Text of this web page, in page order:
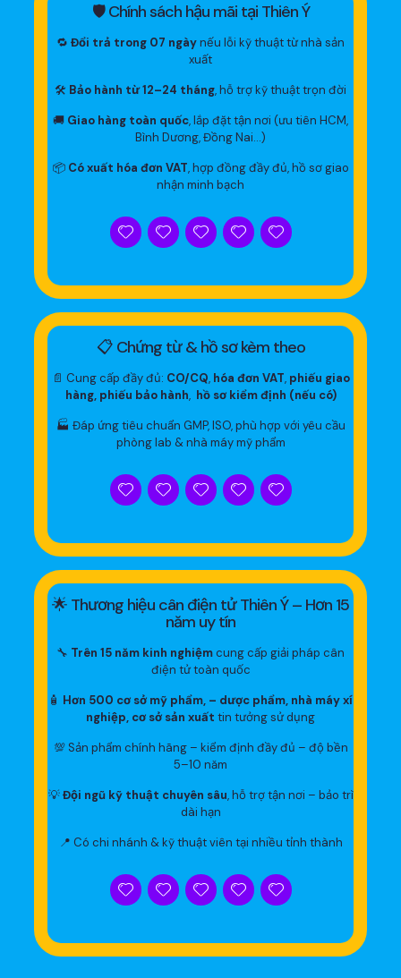
🛡 Chính sách hậu mãi tại Thiên Ý
🔁 Đổi trả trong 07 ngàynếu lỗi kỹ thuật từ nhà sản
xuất
🛠 Bảo hành từ 12–24 tháng, hỗ trợ kỹ thuật trọn đời
🚚 Giao hàng toàn quốc, lắp đặt tận nơi (ưu tiên HCM,
Bình Dương, Đồng Nai…)
📦 Có xuất hóa đơn VAT, hợp đồng đầy đủ, hồ sơ giao
nhận minh bạch
📋 Chứng từ & hồ sơ kèm theo
📄 Cung cấp đầy đủ: CO/CQ, hóa đơn VAT, phiếu giao
hàng, phiếu bảo hành, hồ sơ kiểm định (nếu có)
🏭 Đáp ứng tiêu chuẩn GMP, ISO, phù hợp với yêu cầu
phòng lab & nhà máy mỹ phẩm
🌟 Thương hiệu cân điện tử Thiên Ý – Hơn 15
năm uy tín
🔧 Trên 15 năm kinh nghiệmcung cấp giải pháp cân
điện tử toàn quốc
🧴 Hơn 500 cơ sở mỹ phẩm, – dược phẩm, nhà máy xí
nghiệp, cơ sở sản xuất tin tưởng sử dụng
💯 Sản phẩm chính hãng – kiểm định đầy đủ – độ bền
5–10 năm
💡Đội ngũ kỹ thuật chuyên sâu, hỗ trợ tận nơi – bảo trì
dài hạn
📍 Có chi nhánh & kỹ thuật viên tại nhiều tỉnh thành